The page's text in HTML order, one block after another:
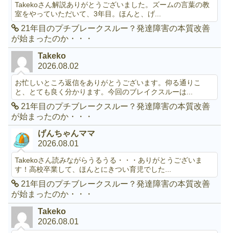
Takekoさん解説ありがとうございました。ズームの言葉の教
室をやっていただいて、3年目。ほんと、げ...
21年目のプチブレークスルー？発達障害の本質改善
が始まったのか・・・
Takeko
2026.08.02
お忙しいところ返信をありがとうございます。仰る通りこ
と、とても良く分かります。今回のブレイクスルーは...
21年目のプチブレークスルー？発達障害の本質改善
が始まったのか・・・
げんちゃんママ
2026.08.01
Takekoさん読みながらうるうる・・・ありがとうございま
す！高校卒業して、ほんとにきつい育児でした...
21年目のプチブレークスルー？発達障害の本質改善
が始まったのか・・・
Takeko
2026.08.01